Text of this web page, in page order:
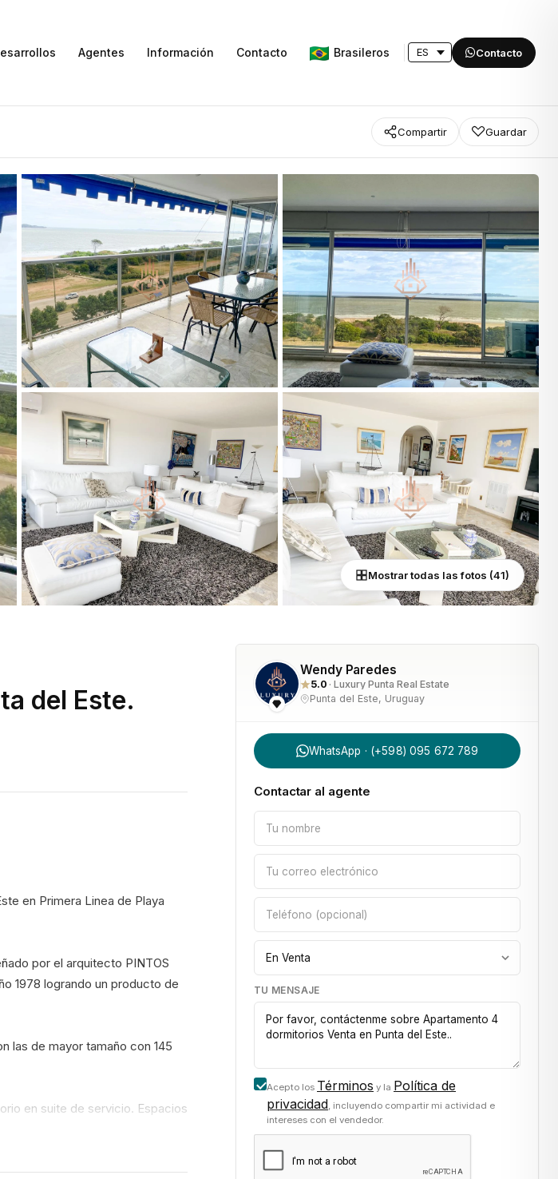
Agentes Información Contacto Brasileros Contacto
Compartir Guardar
Mostrar todas las fotos (41)
del Este.
por el arquitecto PINTOS
1978 logrando un producto de
las de mayor tamaño con 145
en suite de servicio. Espacios
comedor, cocina definida
Wendy Paredes
5.0 · Luxury Punta Real Estate
Punta del Este, Uruguay
WhatsApp · (+598) 095 672 789
Contactar al agente
TU MENSAJE
Acepto los Términos y la Política de
privacidad, incluyendo compartir mi actividad e
intereses con el vendedor.